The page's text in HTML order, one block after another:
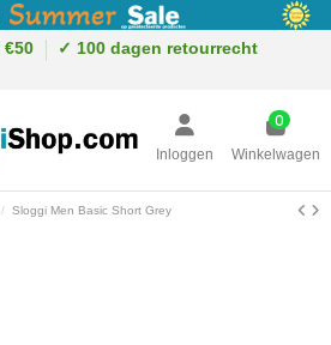
✓ 100 dagen retourrecht
Inloggen
0
Winkelwagen
Sloggi Men Basic Short Grey